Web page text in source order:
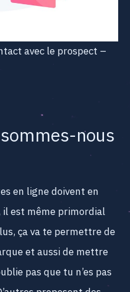
avec le prospect –
nous
en ligne doivent en
il est même primordial
ça va te permettre de
et aussi de mettre
pas que tu n’es pas